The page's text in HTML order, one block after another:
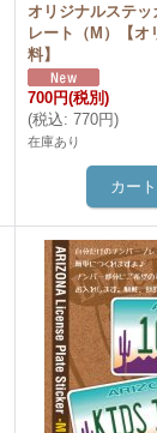
オリジナルステ
レート（M）【オ
料】
700円(税別)
(税込: 770円)
在庫あり